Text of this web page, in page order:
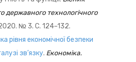
державного технологічного
№ 3. С. 124–132.
рівня економічної безпеки
зв’язку. Економіка.